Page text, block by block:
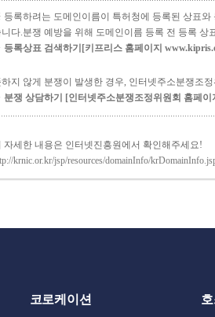
록하려는 도메인이름이 특허청에 등록된 상표와
니다.분쟁 예방을 위해 도메인이름 등록 전 등록 상
등록상표 검색하기[키프리스 홈페이지
하지 않게 분쟁이 발생한 경우, 인터넷주소분쟁조
분쟁 상담하기 [인터넷주소분쟁조정위원회 홈페이
자세한 내용은 인터넷진흥원에서 확인해주세요!
krnic.or.kr/jsp/resources/domainInfo/
코로케이션